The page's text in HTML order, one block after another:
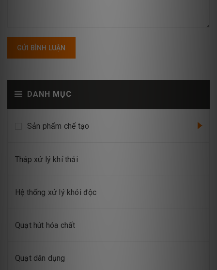
DANH MỤC
Sản phẩm chế tạo
Tháp xử lý khí thải
Hệ thống xử lý khói độc
Quạt hút hóa chất
Quạt dân dụng
GỬI BÌNH LUẬN